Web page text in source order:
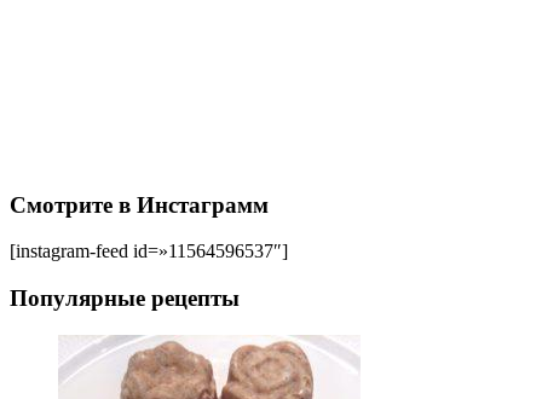
Смотрите в Инстаграмм
[instagram-feed id=»11564596537″]
Популярные рецепты